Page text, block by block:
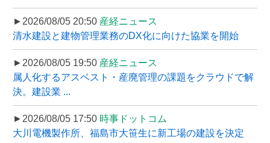
►2026/08/05 20:50 産経ニュース
清水建設と建物管理業務のDX化に向けた協業を開始
►2026/08/05 19:50 産経ニュース
属人化するアスベスト・産廃管理の課題をクラウドで解
決。建設業 ...
►2026/08/05 17:50 時事ドットコム
大川電機製作所、福島市大笹生に新工場の建設を決定